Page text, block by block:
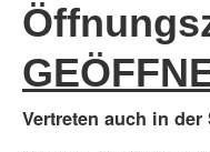
Vertreten auch in